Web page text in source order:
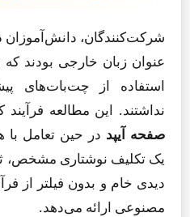
شرکت‌کنندگان، دانش‌آموزان
عنوان زبان خارجی بودند
نداشتند. این مطالعه
صفحه آیپد در حین تعامل
یک تکلیف نوشتاری مشخص،
دیدی خام و بدون فیلتر از
مصنوعی ارائه می‌دهد.